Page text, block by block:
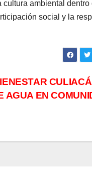
ambiental
social y la
AGUA EN